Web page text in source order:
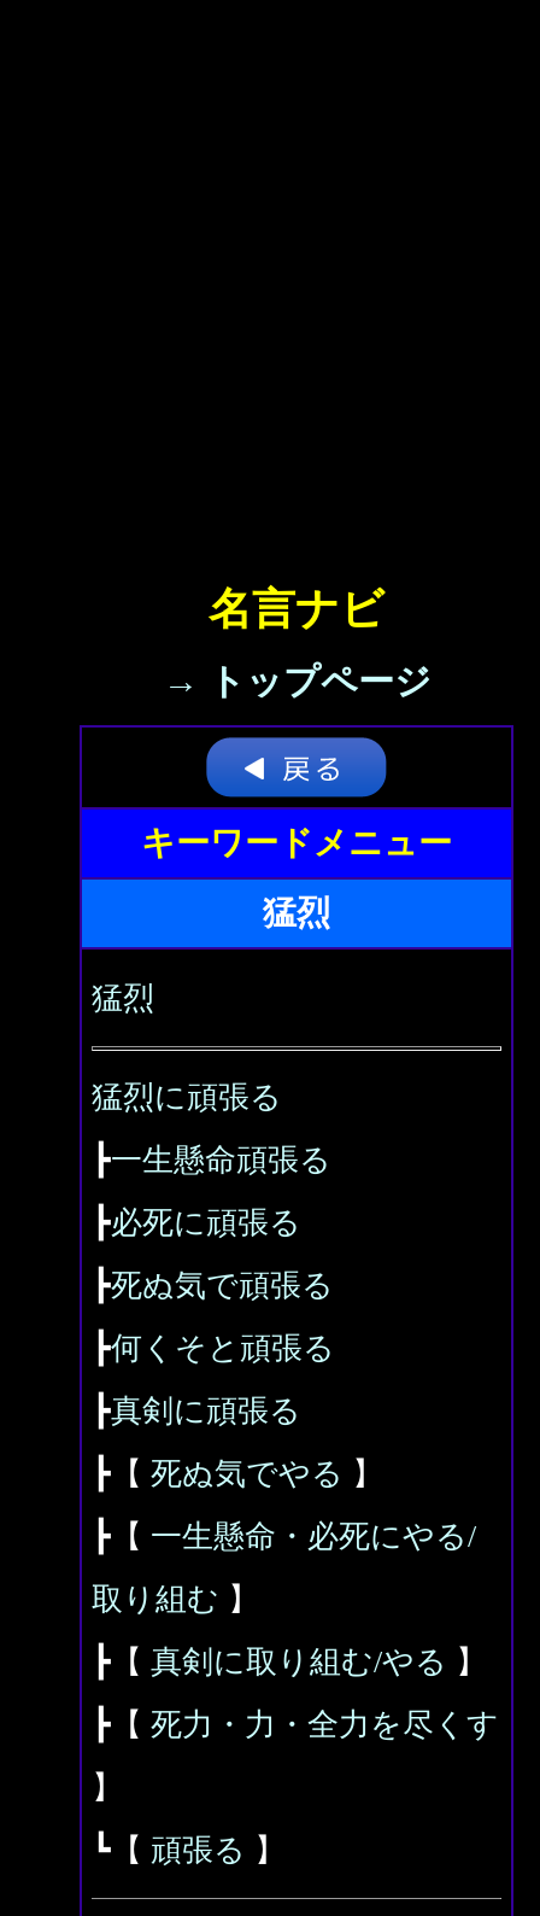
名言ナビ
→ トップページ
キーワードメニュー
猛烈
猛烈
猛烈に頑張る
┣一生懸命頑張る
┣必死に頑張る
┣死ぬ気で頑張る
┣何くそと頑張る
┣真剣に頑張る
┣【 死ぬ気でやる 】
┣【 一生懸命・必死にやる/
取り組む 】
┣【 真剣に取り組む/やる 】
┣【 死力・力・全力を尽くす
】
┗【 頑張る 】